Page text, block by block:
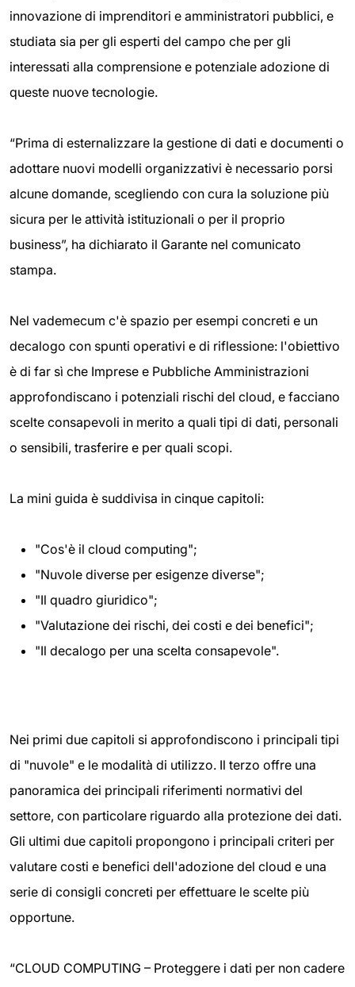
innovazione di imprenditori e amministratori pubblici, e
studiata sia per gli esperti del campo che per gli
interessati alla comprensione e potenziale adozione di
queste nuove tecnologie.
“Prima di esternalizzare la gestione di dati e documenti o
adottare nuovi modelli organizzativi è necessario porsi
alcune domande, scegliendo con cura la soluzione più
sicura per le attività istituzionali o per il proprio
business”, ha dichiarato il Garante nel comunicato
stampa.
Nel vademecum c'è spazio per esempi concreti e un
decalogo con spunti operativi e di riflessione: l'obiettivo
è di far sì che Imprese e Pubbliche Amministrazioni
approfondiscano i potenziali rischi del cloud, e facciano
scelte consapevoli in merito a quali tipi di dati, personali
o sensibili, trasferire e per quali scopi.
La mini guida è suddivisa in cinque capitoli:
"Cos'è il cloud computing";
"Nuvole diverse per esigenze diverse";
"Il quadro giuridico";
"Valutazione dei rischi, dei costi e dei benefici";
"Il decalogo per una scelta consapevole".
Nei primi due capitoli si approfondiscono i principali tipi
di "nuvole" e le modalità di utilizzo. Il terzo offre una
panoramica dei principali riferimenti normativi del
settore, con particolare riguardo alla protezione dei dati.
Gli ultimi due capitoli propongono i principali criteri per
valutare costi e benefici dell'adozione del cloud e una
serie di consigli concreti per effettuare le scelte più
opportune.
“CLOUD COMPUTING – Proteggere i dati per non cadere